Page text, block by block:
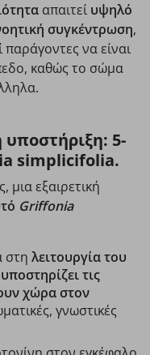
απαιτεί υψηλό
συγκέντρωση,
παράγοντες να είναι
καθώς το σώμα
5-
simplicifolia.
εξαιρετική
Griffonia
στη λειτουργία του
υποστηρίζει τις
χώρα στον
γνωστικές